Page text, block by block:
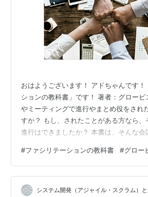
おはようございます！ アドちゃんです！
ションの教科書」です！ 著者：グロービ
やミーティングで進行やまとめ役をされ
すか？ もし、されたことがある方なら、
進行はできましたか？ 本書は、そんな会
ョンの方法を紹介しています。 ■内容
の「出発点」と「到達点」を明確にす
を把握する ③議論すべき論点を洗い出
⇒仕込み（事前準備） ・さばき ①発言
#ファシリテーションの教科書 #グロー
システム開発（アジャイル・スクラム）